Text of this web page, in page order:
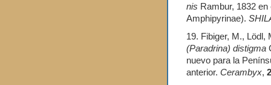
nis Rambur, 1832
Amphipyrinae).
19. Fibiger, M., Lödl,
(Paradrina) distigma
nuevo para la
anterior. Cerambyx, 2